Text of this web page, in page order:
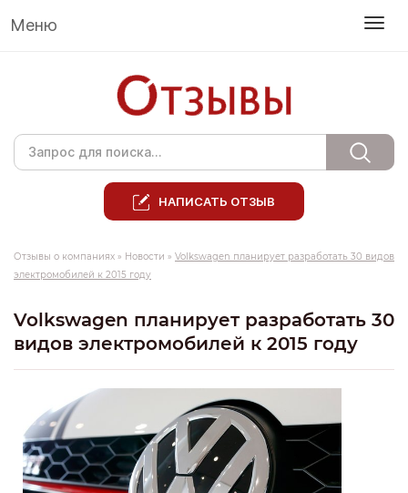
Меню
НАПИСАТЬ ОТЗЫВ
Отзывы о компаниях » Новости » Volkswagen планирует разработать 30 видов
электромобилей к 2015 году
Volkswagen планирует разработать 30
видов электромобилей к 2015 году